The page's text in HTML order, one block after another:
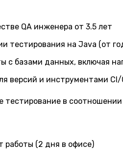
QA инженера от 3.5 лет
тестирования на Java (от
с базами данных, включая
версий и инструментами CI/
тестирование в соотношении
работы (2 дня в офисе)